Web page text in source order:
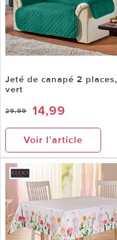
Jeté de canapé 2 places,
vert
29,99 14,99
Voir l’article